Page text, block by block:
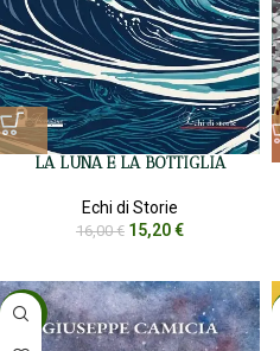
LA LUNA E LA BOTTIGLIA
Echi di Storie
16,00€ 15,20€
-5%